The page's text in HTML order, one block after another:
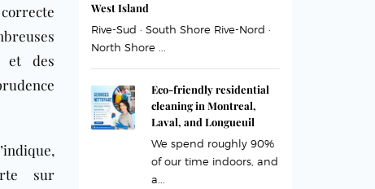
et des
sur
West Island
Rive-Sud · South Shore Rive-Nord ·
North Shore ...
Eco-friendly residential
cleaning in Montreal,
Laval, and Longueuil
We spend roughly 90%
of our time indoors, and
a...